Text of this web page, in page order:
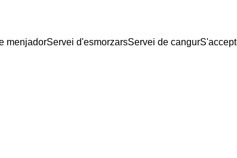
menjadorServei d'esmorzarsServei de cangur